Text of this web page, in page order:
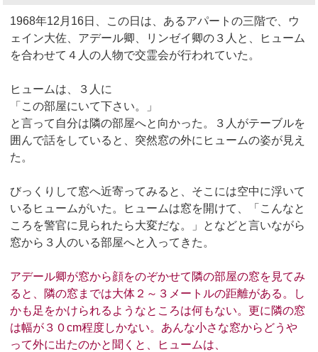
1968年12月16日、この日は、あるアパートの三階で、ウ
ェイン大佐、アデール卿、リンゼイ卿の３人と、ヒューム
を合わせて４人の人物で交霊会が行われていた。
ヒュームは、３人に
「この部屋にいて下さい。」
と言って自分は隣の部屋へと向かった。３人がテーブルを
囲んで話をしていると、突然窓の外にヒュームの姿が見え
た。
びっくりして窓へ近寄ってみると、そこには空中に浮いて
いるヒュームがいた。ヒュームは窓を開けて、「こんなと
ころを警官に見られたら大変だな。」となどと言いながら
窓から３人のいる部屋へと入ってきた。
アデール卿が窓から顔をのぞかせて隣の部屋の窓を見てみ
ると、隣の窓までは大体２～３メートルの距離がある。し
かも足をかけられるようなところは何もない。更に隣の窓
は幅が３０cm程度しかない。あんな小さな窓からどうや
って外に出たのかと聞くと、ヒュームは、